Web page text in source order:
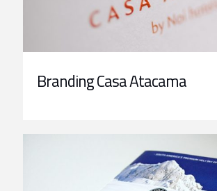
Branding Casa Atacama